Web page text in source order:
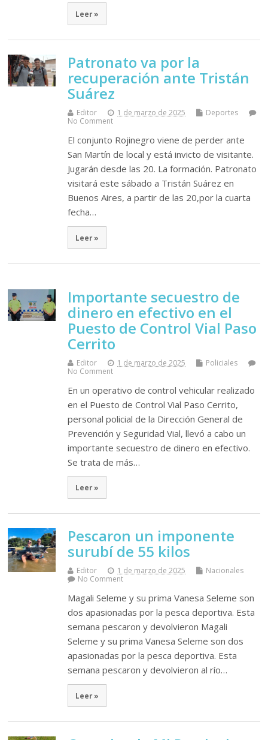
Leer »
Patronato va por la
recuperación ante Tristán
Suárez
Editor 1 de marzo de 2025
Deportes
No Comment
El conjunto Rojinegro viene de perder ante
San Martín de local y está invicto de visitante.
Jugarán desde las 20. La formación. Patronato
visitará este sábado a Tristán Suárez en
Buenos Aires, a partir de las 20,por la cuarta
fecha…
Leer »
Importante secuestro de
dinero en efectivo en el
Puesto de Control Vial Paso
Cerrito
Editor 1 de marzo de 2025
Policiales
No Comment
En un operativo de control vehicular realizado
en el Puesto de Control Vial Paso Cerrito,
personal policial de la Dirección General de
Prevención y Seguridad Vial, llevó a cabo un
importante secuestro de dinero en efectivo.
Se trata de más…
Leer »
Pescaron un imponente
surubí de 55 kilos
Editor 1 de marzo de 2025
Nacionales
No Comment
Magali Seleme y su prima Vanesa Seleme son
dos apasionadas por la pesca deportiva. Esta
semana pescaron y devolvieron Magali
Seleme y su prima Vanesa Seleme son dos
apasionadas por la pesca deportiva. Esta
semana pescaron y devolvieron al río…
Leer »